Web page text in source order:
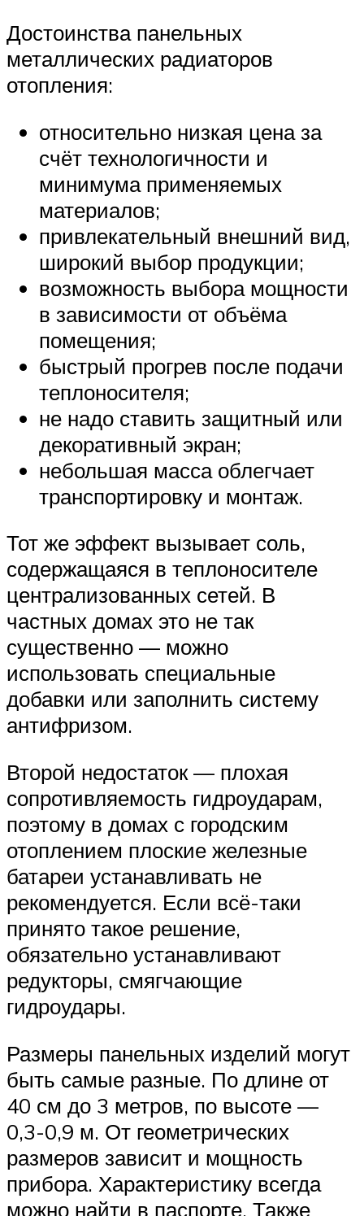
Достоинства панельных
металлических радиаторов
отопления:
относительно низкая цена за
счёт технологичности и
минимума применяемых
материалов;
привлекательный внешний вид,
широкий выбор продукции;
возможность выбора мощности
в зависимости от объёма
помещения;
быстрый прогрев после подачи
теплоносителя;
не надо ставить защитный или
декоративный экран;
небольшая масса облегчает
транспортировку и монтаж.
Тот же эффект вызывает соль,
содержащаяся в теплоносителе
централизованных сетей. В
частных домах это не так
существенно — можно
использовать специальные
добавки или заполнить систему
антифризом.
Второй недостаток — плохая
сопротивляемость гидроударам,
поэтому в домах с городским
отоплением плоские железные
батареи устанавливать не
рекомендуется. Если всё-таки
принято такое решение,
обязательно устанавливают
редукторы, смягчающие
гидроудары.
Размеры панельных изделий могут
быть самые разные. По длине от
40 см до 3 метров, по высоте —
0,3-0,9 м. От геометрических
размеров зависит и мощность
прибора. Характеристику всегда
можно найти в паспорте. Также